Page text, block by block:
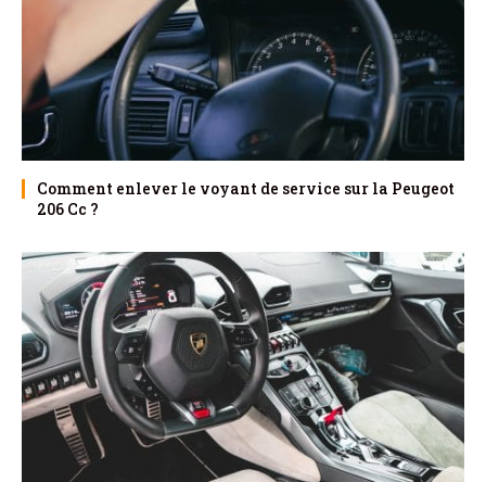
Comment enlever le voyant de service sur la Peugeot
206 Cc ?